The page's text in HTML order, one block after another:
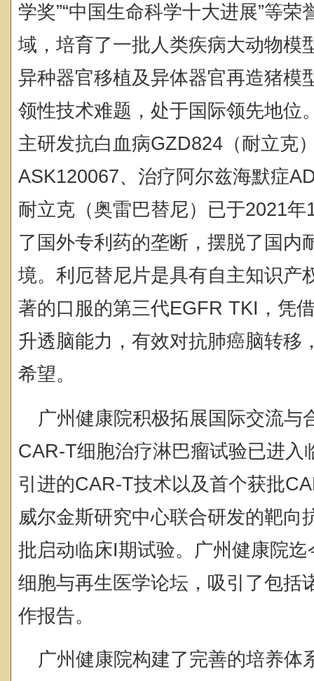
学奖”“中国生命科学十大进展”等
域，培育了一批人类疾病大动物模
异种器官移植及异体器官再造猪模
领性技术难题，处于国际领先地位
主研发抗白血病GZD824（耐立克
ASK120067、治疗阿尔兹海默症
耐立克（奥雷巴替尼）已于2021
了国外专利药的垄断，摆脱了国内
境。利厄替尼片是具有自主知识产
著的口服的第三代EGFR TKI，凭
升透脑能力，有效对抗肺癌脑转移
希望。
广州健康院积极拓展国际交流与
CAR-T细胞治疗淋巴瘤试验已进入
引进的CAR-T技术以及首个获批
威尔金斯研究中心联合研发的靶向
批启动临床I期试验。广州健康院
细胞与再生医学论坛，吸引了包括
作报告。
广州健康院构建了完善的培养体